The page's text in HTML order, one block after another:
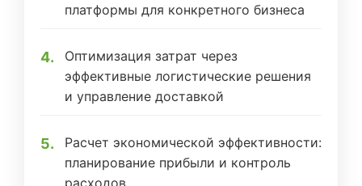
платформы для конкретного бизнеса
Оптимизация затрат через
эффективные логистические решения
и управление доставкой
Расчет экономической эффективности:
планирование прибыли и контроль